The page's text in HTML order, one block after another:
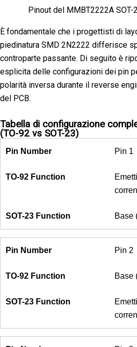
Pinout del MMBT2222A SOT-
È fondamentale che i progettisti di
piedinatura SMD 2N2222 differisce
controparte passante. Di seguito è
esplicita delle configurazioni dei pin
polarità inversa durante il reverse
del PCB.
Tabella di configurazione
(TO-92 vs SOT-23)
Pin 1
Base
Pin 2
Base